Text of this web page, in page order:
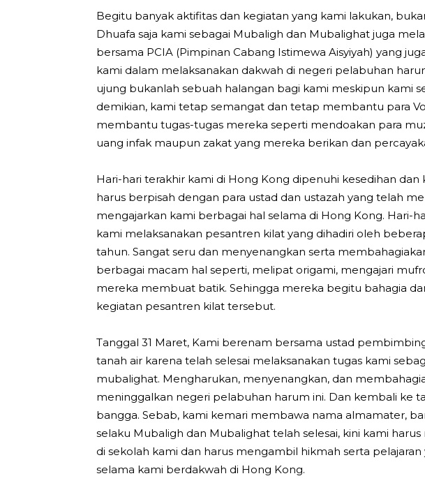
Begitu banyak aktifitas dan kegiatan yang kami lakukan,
Dhuafa saja kami sebagai Mubaligh dan Mubalighat juga
bersama PCIA (Pimpinan Cabang Istimewa Aisyiyah) yang
kami dalam melaksanakan dakwah di negeri pelabuhan
ujung bukanlah sebuah halangan bagi kami meskipun kami
demikian, kami tetap semangat dan tetap membantu para
membantu tugas-tugas mereka seperti mendoakan para
uang infak maupun zakat yang mereka berikan dan
Hari-hari terakhir kami di Hong Kong dipenuhi kesedihan dan
harus berpisah dengan para ustad dan ustazah yang telah
mengajarkan kami berbagai hal selama di Hong Kong. Hari-
kami melaksanakan pesantren kilat yang dihadiri oleh
tahun. Sangat seru dan menyenangkan serta
berbagai macam hal seperti, melipat origami, mengajari
mereka membuat batik. Sehingga mereka begitu bahagia
kegiatan pesantren kilat tersebut.
Tanggal 31 Maret, Kami berenam bersama ustad
tanah air karena telah selesai melaksanakan tugas kami
mubalighat. Mengharukan, menyenangkan, dan
meninggalkan negeri pelabuhan harum ini. Dan kembali ke
bangga. Sebab, kami kemari membawa nama almamater,
selaku Mubaligh dan Mubalighat telah selesai, kini kami
di sekolah kami dan harus mengambil hikmah serta pelajaran
selama kami berdakwah di Hong Kong.